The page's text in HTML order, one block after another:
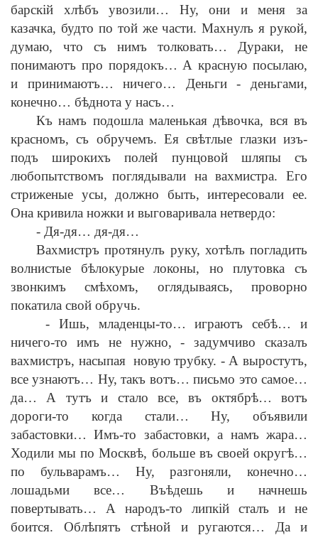
барскiй хлѣбъ увозили… Ну, они и меня за
казачка, будто по той же части. Махнулъ я рукой,
думаю, что съ нимъ толковать… Дураки, не
понимаютъ про порядокъ… А красную посылаю,
и принимаютъ… ничего… Деньги- деньгами,
конечно… бѣднота у насъ…
Къ намъ подошла маленькая дѣвочка, вся въ
красномъ, съ обручемъ. Ея свѣтлые глазки изъ-
подъ широкихъ полей пунцовой шляпы съ
любопытствомъ поглядывали на вахмистра. Его
стриженые усы, должно быть, интересовали ее.
Она кривила ножки и выговаривала нетвердо:
- Дя-дя… дя-дя…
Вахмистръ протянулъ руку, хотѣлъ погладить
волнистые бѣлокурые локоны, но плутовка съ
звонкимъ смѣхомъ, оглядываясь, проворно
покатила свой обручь.
-
Ишь, младенцы-то… играютъ себѣ… и
ничего-то имъ не нужно,- задумчиво сказалъ
вахмистръ, насыпая новую трубку. -А выростутъ,
все узнаютъ… Ну, такъ вотъ… письмо это самое…
да… А тутъ и стало все, въ октябрѣ… вотъ
дороги-то когда стали… Ну, объявили
забастовки… Имъ-то забастовки, а намъ жара…
Ходили мы по Москвѣ, больше въ своей округѣ…
по бульварамъ… Ну, разгоняли, конечно…
лошадьми все… Въѣдешь и начнешь
повертывать… А народъ-то липкiй сталъ и не
боится. Облѣпятъ стѣной и ругаются… Да и